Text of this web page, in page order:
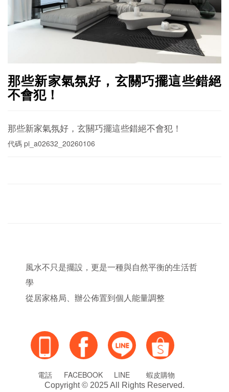
那些新家氣氛好，玄關巧擺這些錯絕
不會犯！
那些新家氣氛好，玄關巧擺這些錯絕不會犯！
代碼 pi_a02632_20260106
風水不只是擺設，更是一種與自然平衡的生活哲
學
從居家格局、辦公佈置到個人能量調整
電話 FACEBOOK LINE 蝦皮購物
Copyright © 2025 All Rights Reserved.